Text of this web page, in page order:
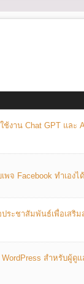
งาน Chat GPT และ
จ Facebook ทำเองไ
ระชาสัมพันธ์เพื่อเสริ
สำหรับผู้ดู